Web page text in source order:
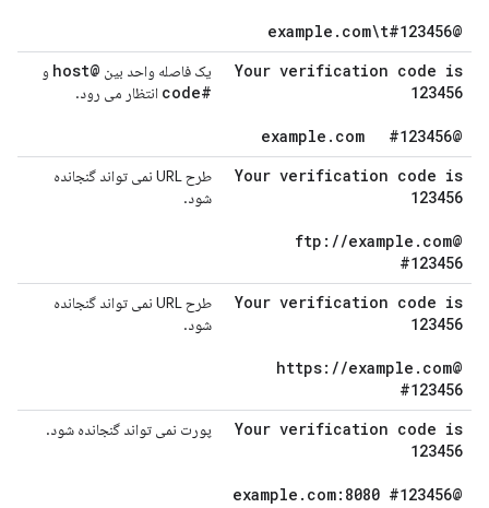
@example
. com\t#123456
Your verification code is
123456
@example
. com #123456
یک فاصله واحد بین @host و
#code انتظار می رود.
Your verification code is
123456
@ftp:
//example . com
#123456
طرح URL نمی تواند گنجانده
شود.
Your verification code is
123456
@https:
//example . com
#123456
طرح URL نمی تواند گنجانده
شود.
Your verification code is
123456
@example
. com:8080 #123456
پورت نمی تواند گنجانده شود.